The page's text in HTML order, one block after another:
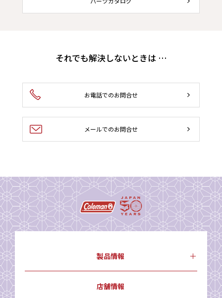
それでも解決しないときは …
お電話でのお問合せ
メールでのお問合せ
製品情報
店舗情報